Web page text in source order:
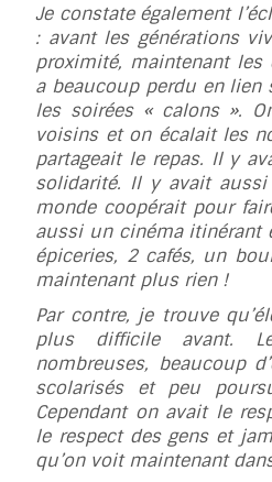
Je constate également
: avant les générations
proximité, maintenant
a beaucoup perdu en lien
les soirées « calons ».
voisins et on écalait les
partageait le repas. Il y
solidarité. Il y avait
monde coopérait pour
aussi un cinéma itinérant
épiceries, 2 cafés, un
maintenant plus rien !
Par contre, je trouve
plus difficile avant.
nombreuses, beaucoup
scolarisés et peu
Cependant on avait le
le respect des gens et
qu’on voit maintenant